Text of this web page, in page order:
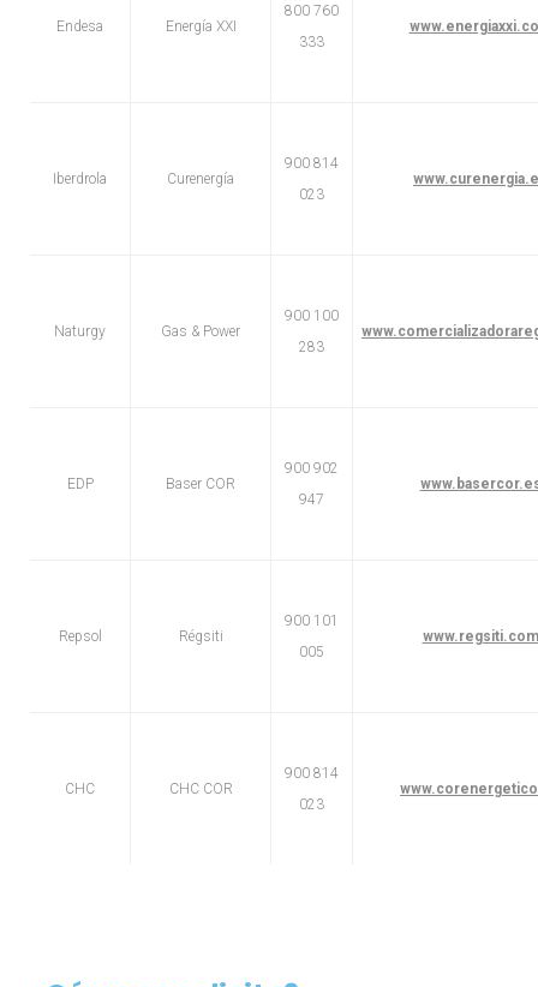
Endesa Energía XXI
800 760
333
Iberdrola Curenergía
900 814
023
Naturgy Gas & Power
900 100
283
EDP Baser COR
900 902
947
Repsol Régsiti
900 101
005
www.regsiti.com
CHC CHC COR
900 814
023